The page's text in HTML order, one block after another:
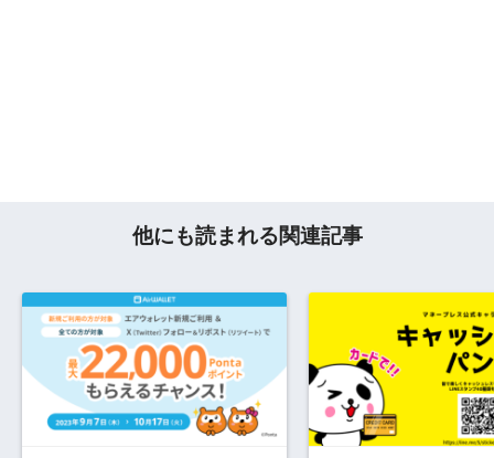
他にも読まれる関連記事